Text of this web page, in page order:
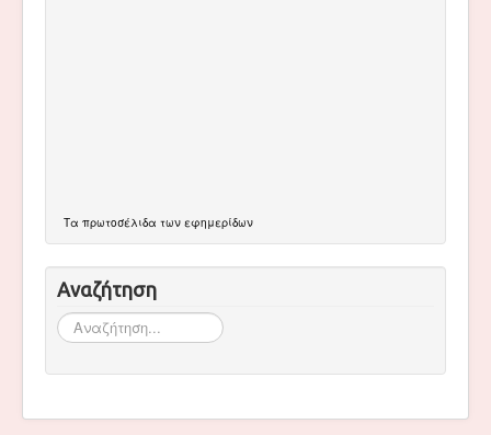
Τα πρωτοσέλιδα των εφημερίδων
Αναζήτηση
Αναζήτηση...